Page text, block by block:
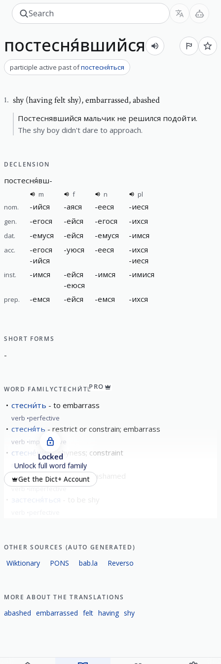
постесня́вшийся
participle active past ofпостесня́ться
1. shy (having felt shy),embarrassed, abashed
Постеснявшийся мальчик не решился подойти.
The shy boy didn't dare to approach.
DECLENSION
постесня́вш-
m f n
pl
nom.
-ийся -аяся -ееся -иеся
gen. -егося -ейся -егося -ихся
dat. -емуся -ейся -емуся -имся
acc. -егося
-ийся
-уюся -ееся -ихся
-иеся
inst. -имся -ейся
-еюся
-имся -имися
prep. -емся -ейся -емся -ихся
SHORT FORMS
-
WORD FAMILYСТЕСНИ́ТЬPRO
стесни́ть to embarrass
verb perfective
стесня́ть restrict or constrain; embarrass
verb imperfective
стесне́ние shyness; constraint
noun neuter
стесня́ться to be shy/ashamed
verb imperfective
застесня́ться
Locked
Unlock full word family
Get the Dict+ Account
OTHER SOURCES (AUTO GENERATED)
Wiktionary PONS bab.la Reverso
MORE ABOUT THE TRANSLATIONS
abashed embarrassed felt having shy